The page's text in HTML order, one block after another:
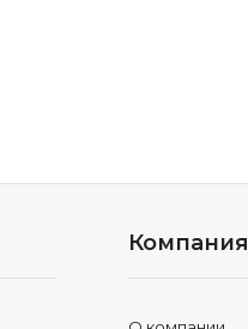
Компания